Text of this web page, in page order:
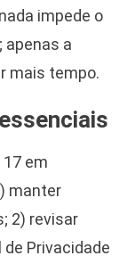
impede o
apenas a
mais tempo.
em
manter
2) revisar
Privacidade